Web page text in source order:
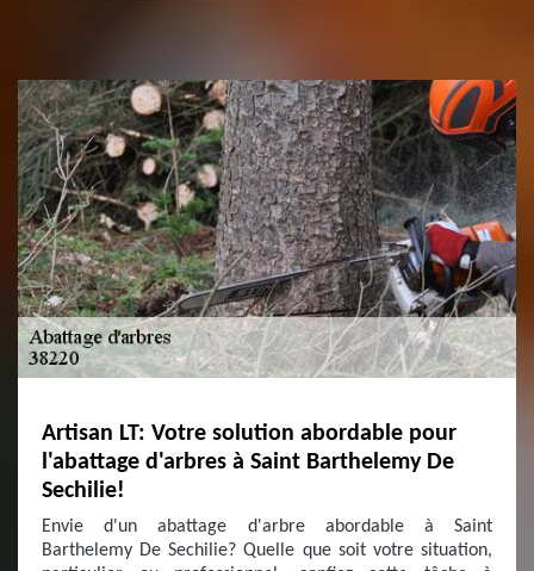
Artisan LT: Votre solution abordable pour
l'abattage d'arbres à Saint Barthelemy De
Sechilie!
Envie d'un abattage d'arbre abordable à Saint
Barthelemy De Sechilie? Quelle que soit votre situation,